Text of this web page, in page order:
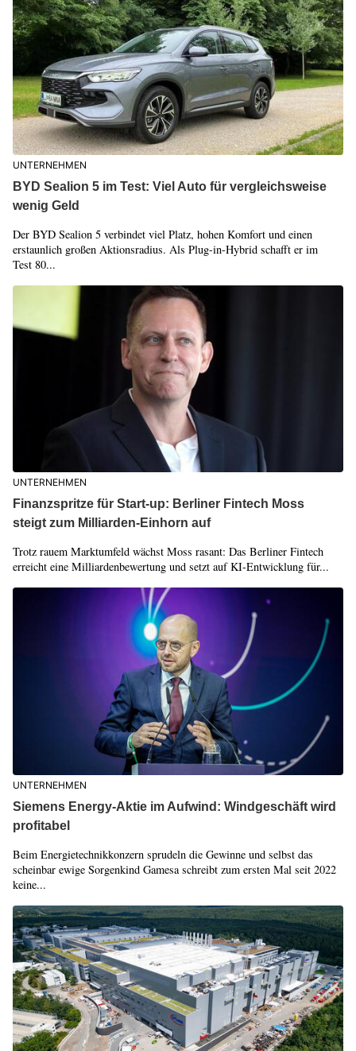
UNTERNEHMEN
BYD Sealion 5 im Test: Viel Auto für vergleichsweise
wenig Geld
Der BYD Sealion 5 verbindet viel Platz, hohen Komfort und einen
erstaunlich großen Aktionsradius. Als Plug-in-Hybrid schafft er im
Test 80...
UNTERNEHMEN
Finanzspritze für Start-up: Berliner Fintech Moss
steigt zum Milliarden-Einhorn auf
Trotz rauem Marktumfeld wächst Moss rasant: Das Berliner Fintech
erreicht eine Milliardenbewertung und setzt auf KI-Entwicklung für...
UNTERNEHMEN
Siemens Energy-Aktie im Aufwind: Windgeschäft wird
profitabel
Beim Energietechnikkonzern sprudeln die Gewinne und selbst das
scheinbar ewige Sorgenkind Gamesa schreibt zum ersten Mal seit 2022
keine...